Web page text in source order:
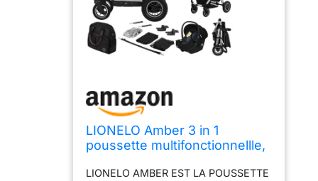
LIONELO Amber 3 in 1
poussette multifonctionnellle,
avec siège sport et nacelle
LIONELO AMBER EST LA POUSSETTE